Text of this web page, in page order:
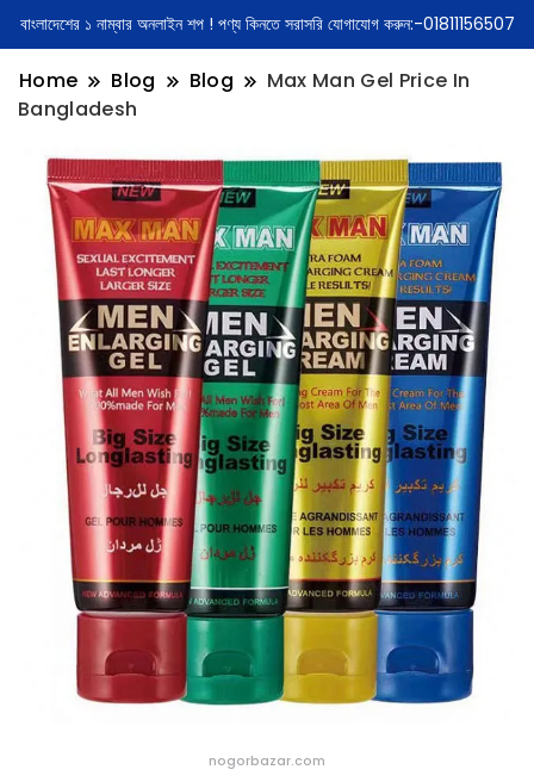
বাংলাদেশের ১ নাম্বার অনলাইন শপ ! পণ্য কিনতে সরাসরি যোগাযোগ করুন:-01811156507
Home Blog Blog
Max Man Gel Price In
Bangladesh
nogorbazar.com